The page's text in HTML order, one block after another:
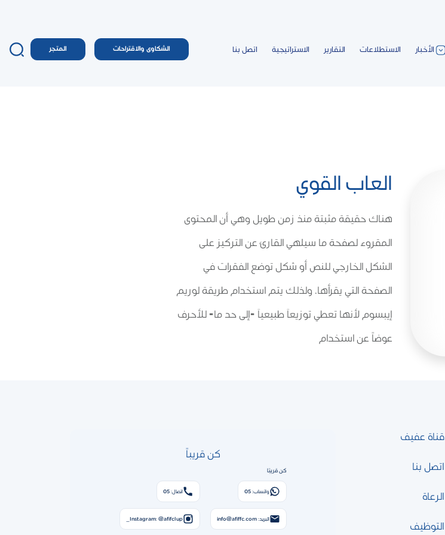
الأخبار الاستطلاعات التقارير الاستراتيجية اتصل بنا الشكاوى والاقتراحات المتجر
العاب القوي
هناك حقيقة مثبتة منذ زمن طويل وهي أن المحتوى
المقروء لصفحة ما سيلهي القارئ عن التركيز على
الشكل الخارجي للنص أو شكل توضع الفقرات في
الصفحة التي يقرأها. ولذلك يتم استخدام طريقة لوريم
إيبسوم لأنها تعطي توزيعاَ طبيعياَ -إلى حد ما- للأحرف
عوضاً عن استخدام
قناة عفيف
اتصل بنا
الرعاة
التوظيف
كن قريباً
كن قريبًا
واتساب: 05 اتصال: 05
البريد: info@afiffc.com Instagram: @afifclup_